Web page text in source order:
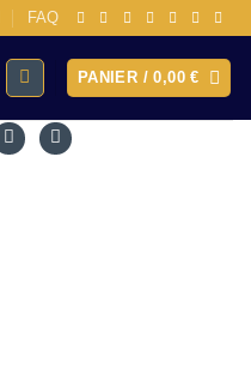
FAQ
PANIER /0,00€